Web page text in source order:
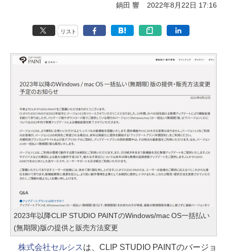
鍋田 響 2022年8月22日 17:16
リスト
2023年以降CLIP STUDIO PAINTのWindows/mac OS一括払い
(無期限)版の提供と販売方法変更
株式会社セルシスは、CLIP STUDIO PAINTのバージョ